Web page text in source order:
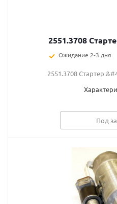
2551.3708
Ожидание 2-3 дня
2551.3708 Стартер
Под